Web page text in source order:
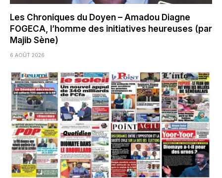
Les Chroniques du Doyen – Amadou Diagne
FOGECA, l’homme des initiatives heureuses (par
Majib Sène)
6 AOÛT 2026